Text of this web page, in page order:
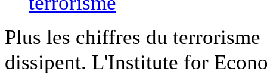
Plus les chiffres du
dissipent. L'Institute for